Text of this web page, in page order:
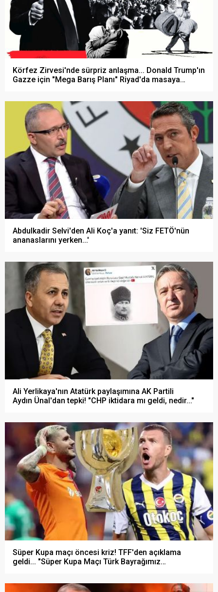
Körfez Zirvesi'nde sürpriz anlaşma... Donald Trump'ın
Gazze için "Mega Barış Planı" Riyad'da masaya
Abdulkadir Selvi'den Ali Koç'a yanıt: 'Siz FETÖ'nün
ananaslarını yerken...'
Ali Yerlikaya'nın Atatürk paylaşımına AK Partili
Aydın Ünal'dan tepki! "CHP iktidara mı geldi, nedir..."
Süper Kupa maçı öncesi kriz! TFF'den açıklama
geldi... "Süper Kupa Maçı Türk Bayrağımız